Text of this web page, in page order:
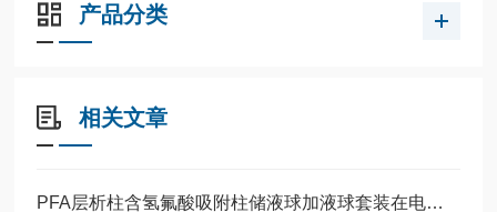
产品分类
相关文章
PFA层析柱含氢氟酸吸附柱储液球加液球套装在电子材料行业应用